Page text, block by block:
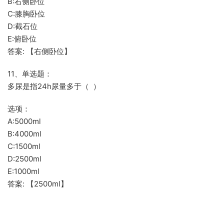
C:膝胸卧位
D:截石位
E:俯卧位
答案: 【右侧卧位】
11、单选题：
多尿是指24h尿量多于（ ）
选项：
A:5000ml
B:4000ml
C:1500ml
D:2500ml
E:1000ml
答案: 【2500ml】